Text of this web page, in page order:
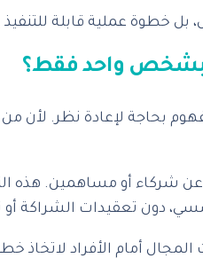
خطوة عملية قابلة
واحد فقط؟
لإعادة نظر. لأن من
أو مساهمين. هذه
دون تعقيدات
المجال أمام الأفراد